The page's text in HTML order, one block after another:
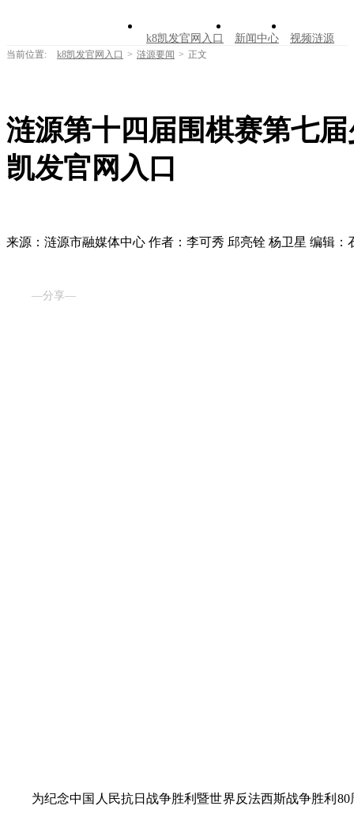
k8凯发官网入口 新闻中心 视频涟源
走进涟源
当前位置: k8凯发官网入口 > 涟源要闻 > 正文
涟源第十四届围棋赛第七
凯发官网入口
来源：涟源市融媒体中心 作者：李可秀 邱亮铨 杨卫星 编辑：
—分享—
为纪念中国人民抗日战争胜利暨世界反法西斯战争胜利